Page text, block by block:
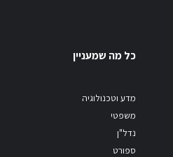
כל מה שמעניין
מדע וטכנולוגיה
משפטי
נדל"ן
ספורט